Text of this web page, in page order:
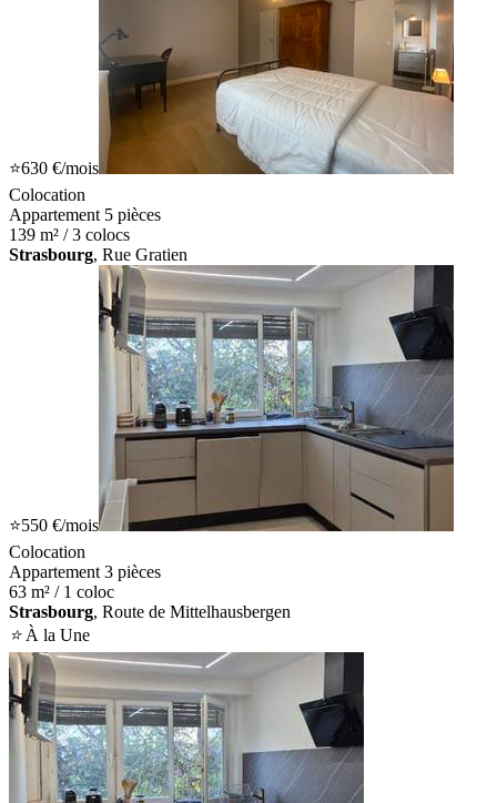
⭐630 €/mois
Colocation
Appartement 5 pièces
139 m² / 3 colocs
Strasbourg, Rue Gratien
⭐550 €/mois
Colocation
Appartement 3 pièces
63 m² / 1 coloc
Strasbourg, Route de Mittelhausbergen
⭐À la Une